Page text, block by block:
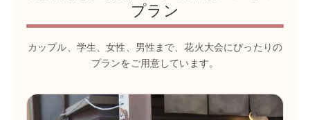
プラン
カップル、学生、女性、男性まで、花火大会にぴったりの
プランをご用意しています。